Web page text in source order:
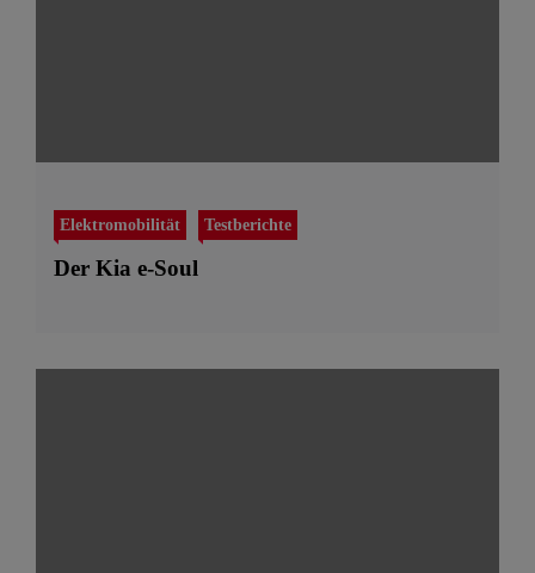
Elektromobilität Testberichte
Der Kia e-Soul